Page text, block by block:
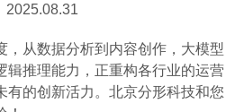
2025.08.31
从数据分析到内容创作，大模型
辑推理能力，正重构各行业的运营
有的创新活力。北京分形科技和您